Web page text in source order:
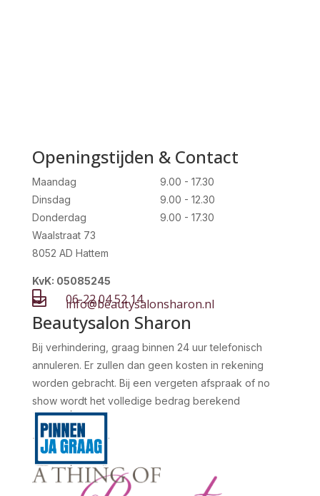
Openingstijden & Contact
Maandag
Dinsdag
Donderdag
9.00 - 17.30
9.00 - 12.30
9.00 - 17.30
Waalstraat 73
8052 AD Hattem
KvK: 05085245
 06-22 04 52 14
 info@beautysalonsharon.nl
Beautysalon Sharon
Bij verhindering, graag binnen 24 uur telefonisch
annuleren. Er zullen dan geen kosten in rekening
worden gebracht. Bij een vergeten afspraak of no
show wordt het volledige bedrag berekend